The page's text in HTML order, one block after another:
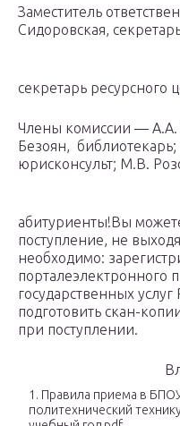
Заместитель
Сидоровская,
В.В.
секретарь ресурсного
Члены комиссии — А.А.
Безоян,
юрисконсульт; М.В.
абитуриенты!Вы
поступление, не
необходимо:
порталеэлектронного
государственных
подготовить скан-
при поступлении.
1. Правила приема в
политехнический